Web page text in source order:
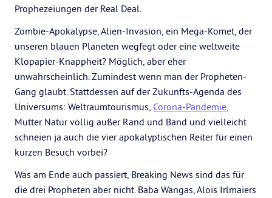
Prophezeiungen der Real Deal.
Zombie-Apokalypse, Alien-Invasion, ein Mega-Komet, der
unseren blauen Planeten wegfegt oder eine weltweite
Klopapier-Knappheit? Möglich, aber eher
unwahrscheinlich. Zumindest wenn man der Propheten-
Gang glaubt. Stattdessen auf der Zukunfts-Agenda des
Universums: Weltraumtourismus, Corona-Pandemie,
Mutter Natur völlig außer Rand und Band und vielleicht
schneien ja auch die vier apokalyptischen Reiter für einen
kurzen Besuch vorbei?
Was am Ende auch passiert, Breaking News sind das für
die drei Propheten aber nicht. Baba Wangas, Alois Irlmaiers